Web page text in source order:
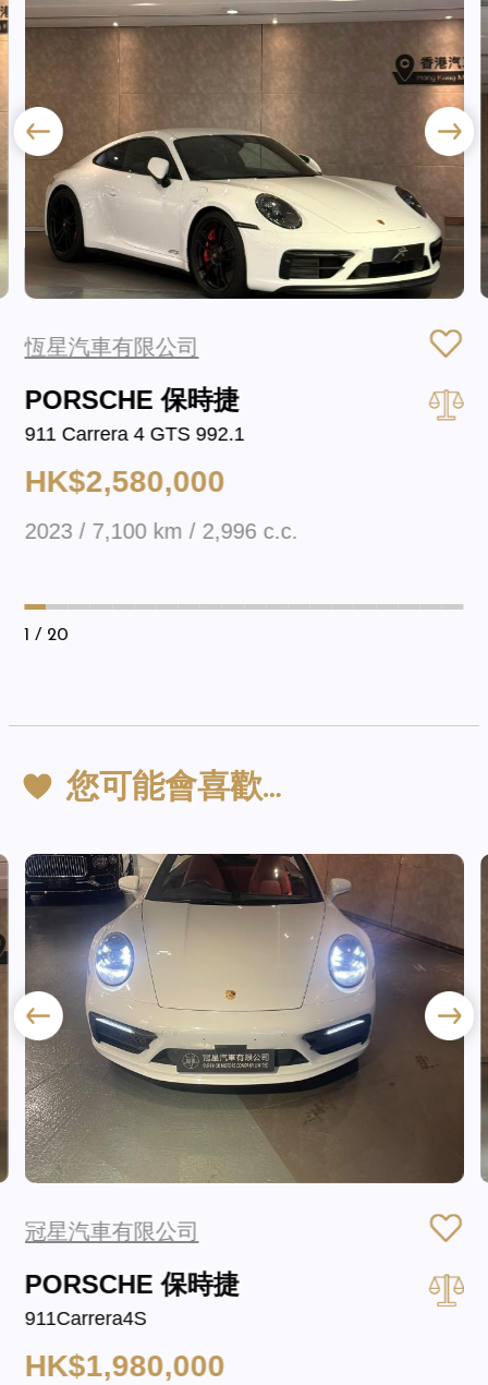
恆星汽車有限公司
PORSCHE 保時捷
911 Carrera 4 GTS 992.1
HK$2,580,000
2023 / 7,100 km / 2,996 c.c.
1 / 20
您可能會喜歡…
冠星汽車有限公司
PORSCHE 保時捷
911Carrera4S
HK$1,980,000